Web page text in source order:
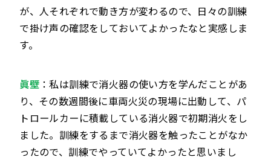
が、人それぞれで動き方が変わるので、日々の訓練
で掛け声の確認をしておいてよかったなと実感しま
す。
眞壁：私は訓練で消火器の使い方を学んだことがあ
り、その数週間後に車両火災の現場に出動して、パ
トロールカーに積載している消火器で初期消火をし
ました。訓練をするまで消火器を触ったことがなか
ったので、訓練でやっていてよかったと思いまし